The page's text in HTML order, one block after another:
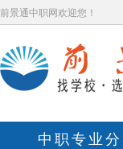
前景通中职网欢迎您！
中职专业